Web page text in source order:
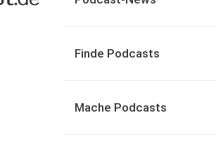
Finde Podcasts
Mache Podcasts